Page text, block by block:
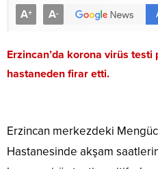
A+ A-
Erzincan’da korona virüs testi
hastaneden firar etti.
Erzincan merkezdeki
Hastanesinde akşam